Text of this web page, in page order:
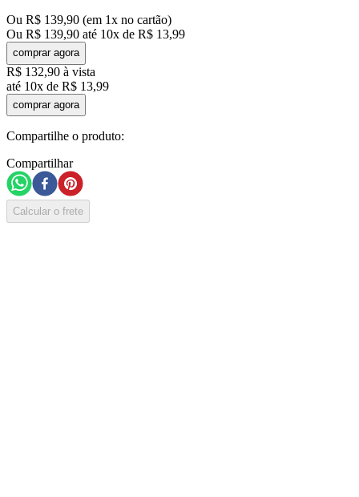
Ou R$ 139,90 (em 1x no cartão)
Ou R$ 139,90 até 10x de R$ 13,99
comprar agora
R$ 132,90 à vista
até 10x de R$ 13,99
comprar agora
Compartilhe o produto:
Compartilhar
Calcular o frete